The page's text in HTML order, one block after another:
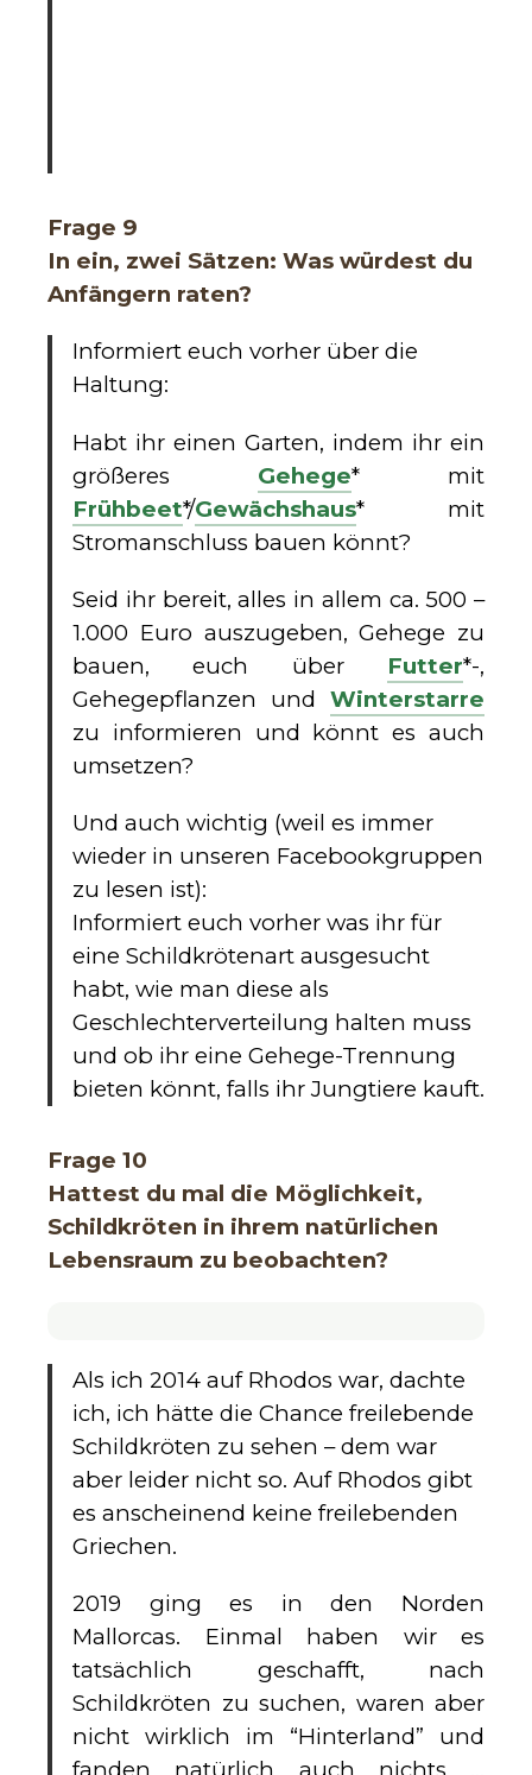
Frage 9
In ein, zwei Sätzen: Was würdest du
Anfängern raten?
Informiert euch vorher über die
Haltung:
Habt ihr einen Garten, indem ihr ein
größeres Gehege* mit
Frühbeet*/Gewächshaus* mit
Stromanschluss bauen könnt?
Seid ihr bereit, alles in allem ca. 500 –
1.000 Euro auszugeben, Gehege zu
bauen, euch über Futter*-,
Gehegepflanzen und Winterstarre
zu informieren und könnt es auch
umsetzen?
Und auch wichtig (weil es immer
wieder in unseren Facebookgruppen
zu lesen ist):
Informiert euch vorher was ihr für
eine Schildkrötenart ausgesucht
habt, wie man diese als
Geschlechterverteilung halten muss
und ob ihr eine Gehege-Trennung
bieten könnt, falls ihr Jungtiere kauft.
Frage 10
Hattest du mal die Möglichkeit,
Schildkröten in ihrem natürlichen
Lebensraum zu beobachten?
Als ich 2014 auf Rhodos war, dachte
ich, ich hätte die Chance freilebende
Schildkröten zu sehen – dem war
aber leider nicht so. Auf Rhodos gibt
es anscheinend keine freilebenden
Griechen.
2019 ging es in den Norden
Mallorcas. Einmal haben wir es
tatsächlich geschafft, nach
Schildkröten zu suchen, waren aber
nicht wirklich im “Hinterland” und